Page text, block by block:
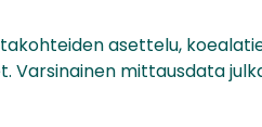
asettelu,
Varsinainen mittausdata